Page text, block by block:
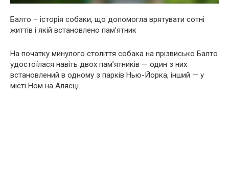
Балто – історія собаки, що допомогла врятувати сотні
життів і якій встановлено пам’ятник
На початку минулого століття собака на прізвисько Балто
удостоїлася навіть двох пам’ятників — один з них
встановлений в одному з парків Нью-Йорка, інший — у
місті Ном на Алясці.